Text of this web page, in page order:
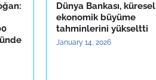
Dünya Bankası, küresel
ekonomik büyüme
tahminlerini yükseltti
January 14, 2026